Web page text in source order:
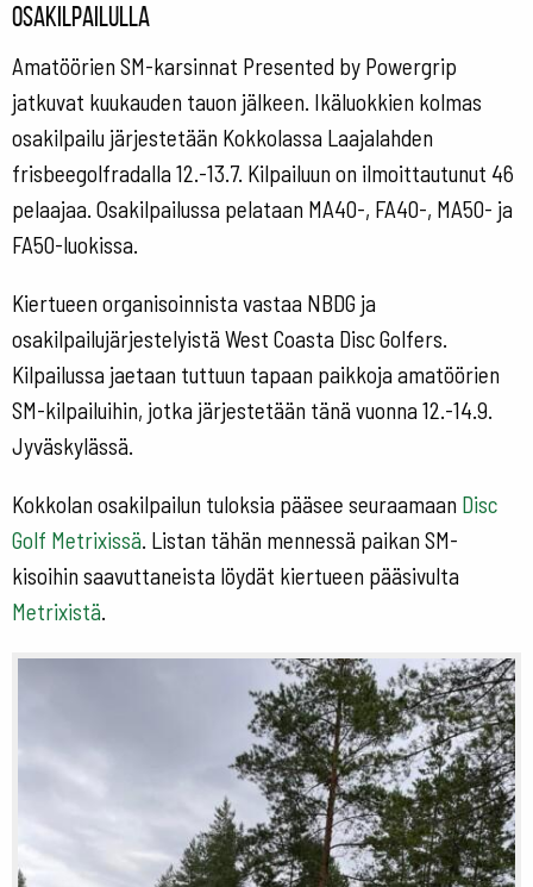
osakilpailulla
Amatöörien SM-karsinnat Presented by Powergrip
jatkuvat kuukauden tauon jälkeen. Ikäluokkien kolmas
osakilpailu järjestetään Kokkolassa Laajalahden
frisbeegolfradalla 12.-13.7. Kilpailuun on ilmoittautunut 46
pelaajaa. Osakilpailussa pelataan MA40-, FA40-, MA50- ja
FA50-luokissa.
Kiertueen organisoinnista vastaa NBDG ja
osakilpailujärjestelyistä West Coasta Disc Golfers.
Kilpailussa jaetaan tuttuun tapaan paikkoja amatöörien
SM-kilpailuihin, jotka järjestetään tänä vuonna 12.-14.9.
Jyväskylässä.
Kokkolan osakilpailun tuloksia pääsee seuraamaan Disc
Golf Metrixissä. Listan tähän mennessä paikan SM-
kisoihin saavuttaneista löydät kiertueen pääsivulta
Metrixistä.